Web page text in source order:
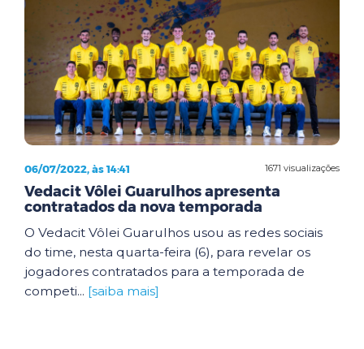
1671 visualizações
06/07/2022, às 14:41
Vedacit Vôlei Guarulhos apresenta
contratados da nova temporada
O Vedacit Vôlei Guarulhos usou as redes sociais
do time, nesta quarta-feira (6), para revelar os
jogadores contratados para a temporada de
competi... [saiba mais]